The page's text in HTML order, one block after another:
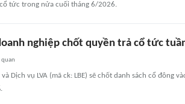
tức trong nửa cuối tháng 6/2026.
nghiệp chốt quyền trả cổ tức
quan
và Dịch vụ LVA (mã ck: LBE) sẽ chốt danh sách cổ